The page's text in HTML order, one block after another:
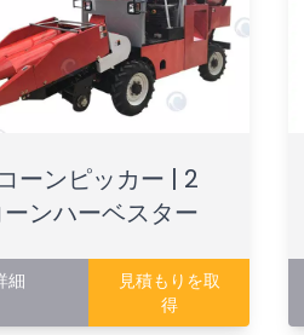
ーンピッカー | 2
ンハーベスター
細
見積もりを取
得